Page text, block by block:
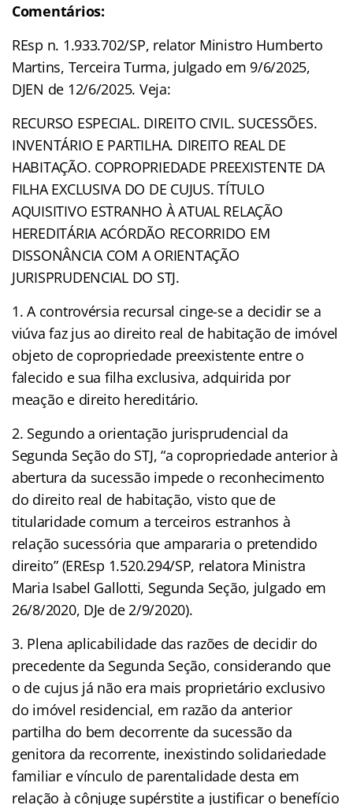
Comentários:
REsp n. 1.933.702/SP, relator Ministro Humberto
Martins, Terceira Turma, julgado em 9/6/2025,
DJEN de 12/6/2025. Veja:
RECURSO ESPECIAL. DIREITO CIVIL. SUCESSÕES.
INVENTÁRIO E PARTILHA. DIREITO REAL DE
HABITAÇÃO. COPROPRIEDADE PREEXISTENTE DA
FILHA EXCLUSIVA DO DE CUJUS. TÍTULO
AQUISITIVO ESTRANHO À ATUAL RELAÇÃO
HEREDITÁRIA ACÓRDÃO RECORRIDO EM
DISSONÂNCIA COM A ORIENTAÇÃO
JURISPRUDENCIAL DO STJ.
1. A controvérsia recursal cinge-se a decidir se a
viúva faz jus ao direito real de habitação de imóvel
objeto de copropriedade preexistente entre o
falecido e sua filha exclusiva, adquirida por
meação e direito hereditário.
2. Segundo a orientação jurisprudencial da
Segunda Seção do STJ, “a copropriedade anterior à
abertura da sucessão impede o reconhecimento
do direito real de habitação, visto que de
titularidade comum a terceiros estranhos à
relação sucessória que ampararia o pretendido
direito” (EREsp 1.520.294/SP, relatora Ministra
Maria Isabel Gallotti, Segunda Seção, julgado em
26/8/2020, DJe de 2/9/2020).
3. Plena aplicabilidade das razões de decidir do
precedente da Segunda Seção, considerando que
o de cujus já não era mais proprietário exclusivo
do imóvel residencial, em razão da anterior
partilha do bem decorrente da sucessão da
genitora da recorrente, inexistindo solidariedade
familiar e vínculo de parentalidade desta em
relação à cônjuge supérstite a justificar o benefício